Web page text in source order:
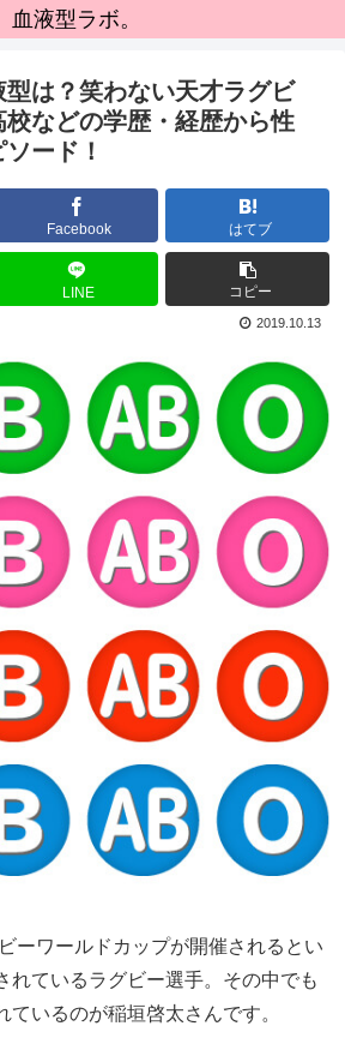
血液型ラボ。
は？笑わない天才ラグビ
などの学歴・経歴から性
ード！
Facebook はてブ
LINE コピー
2019.10.13
ーワールドカップが開催されるとい
れているラグビー選手。その中でも
ているのが稲垣啓太さんです。